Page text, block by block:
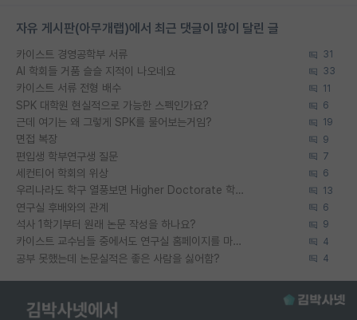
자유 게시판(아무개랩)에서 최근 댓글이 많이 달린 글
카이스트 경영공학부 서류 31
AI 학회들 거품 슬슬 지적이 나오네요 33
카이스트 서류 전형 배수 11
SPK 대학원 현실적으로 가능한 스펙인가요? 6
근데 여기는 왜 그렇게 SPK를 물어보는거임? 19
면접 복장 9
편입생 학부연구생 질문 7
세컨티어 학회의 위상 6
우리나라도 학구 열풍보면 Higher Doctorate 학위가 필요하다고 봅니다. 13
연구실 후배와의 관계 6
석사 1학기부터 원래 논문 작성을 하나요? 9
카이스트 교수님들 중에서도 연구실 홈페이지를 마련 안 하신 분들이 계시던데 4
공부 못했는데 논문실적은 좋은 사람을 싫어함? 4